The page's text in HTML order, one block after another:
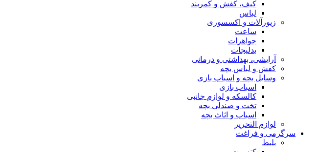
کیف، کفش و کمربند
لباس
زیورآلات و اکسسوری
ساعت
جواهرات
بدلیجات
آرایشی، بهداشتی و درمانی
کفش و لباس بچه
وسایل بچه و اسباب بازی
اسباب بازی
کالسکه و لوازم جانبی
تخت و صندلی بچه
اسباب و اثاث بچه
لوازم التحریر
سرگرمی و فراغت
بلیط